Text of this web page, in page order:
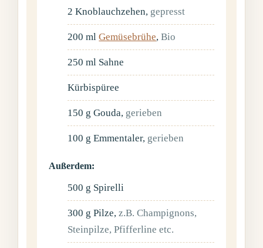
2 Knoblauchzehen, gepresst
200 ml Gemüsebrühe,Bio
250 ml Sahne
Kürbispüree
150 g Gouda, gerieben
100 g Emmentaler, gerieben
Außerdem:
500 g Spirelli
300 g Pilze,z.B. Champignons,
Steinpilze, Pfifferline etc.